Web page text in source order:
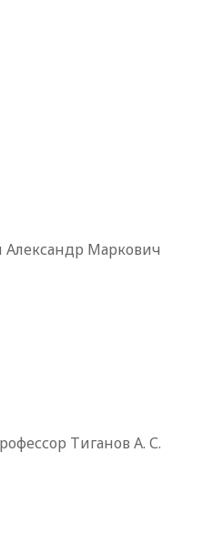
Александр Маркович
Тиганов А. С.